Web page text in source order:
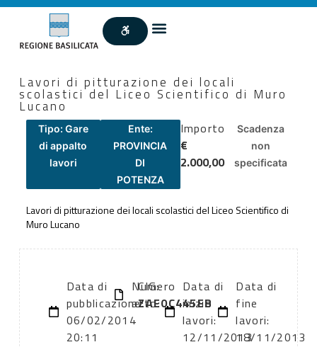
Lavori di pitturazione dei locali
scolastici del Liceo Scientifico di Muro
Lucano
Tipo: Gare
di appalto
lavori
Ente:
PROVINCIA
DI
POTENZA
Importo
€
2.000,00
Scadenza
non
specificata
Lavori di pitturazione dei locali scolastici del Liceo Scientifico di
Muro Lucano
Data di
pubblicazione:
06/02/2014
20:11
Numero
atto:
CIG:
ZAE0C445EB
Data di
inizio
lavori:
12/11/2013
Data di
fine
lavori:
18/11/2013